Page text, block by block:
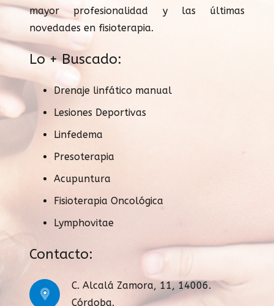
mayor profesionalidad y las últimas
novedades en fisioterapia.
Lo + Buscado:
Drenaje linfático manual
Lesiones Deportivas
Linfedema
Presoterapia
Acupuntura
Fisioterapia Oncológica
Lymphovitae
Contacto:
C. Alcalá Zamora, 11, 14006.
Córdoba.